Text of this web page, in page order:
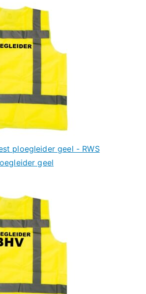
ploegleider geel - RWS
geel